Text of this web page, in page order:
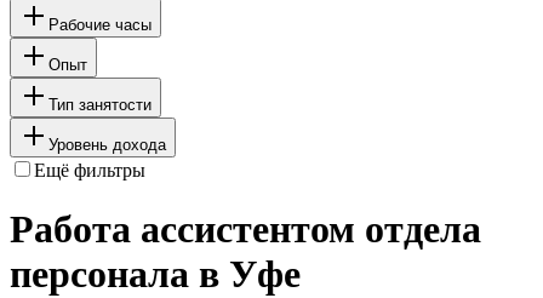
Рабочие часы
Опыт
Тип занятости
Уровень дохода
Ещё фильтры
Работа ассистентом отдела
персонала в Уфе